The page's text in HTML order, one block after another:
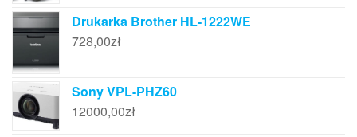
Drukarka Brother HL-1222WE
728,00zł
Sony VPL-PHZ60
12000,00zł